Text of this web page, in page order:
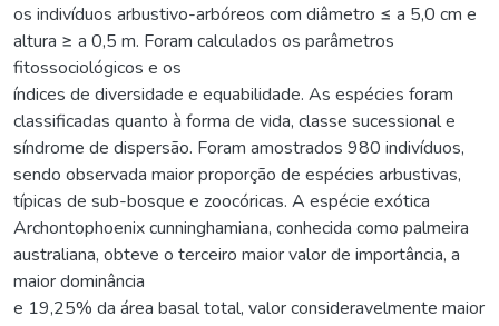
os indivíduos arbustivo-arbóreos com diâmetro ≤ a 5,0 cm e
altura ≥ a 0,5 m. Foram calculados os parâmetros
fitossociológicos e os
índices de diversidade e equabilidade. As espécies foram
classificadas quanto à forma de vida, classe sucessional e
síndrome de dispersão. Foram amostrados 980 indivíduos,
sendo observada maior proporção de espécies arbustivas,
típicas de sub-bosque e zoocóricas. A espécie exótica
Archontophoenix cunninghamiana, conhecida como palmeira
australiana, obteve o terceiro maior valor de importância, a
maior dominância
e 19,25% da área basal total, valor consideravelmente maior